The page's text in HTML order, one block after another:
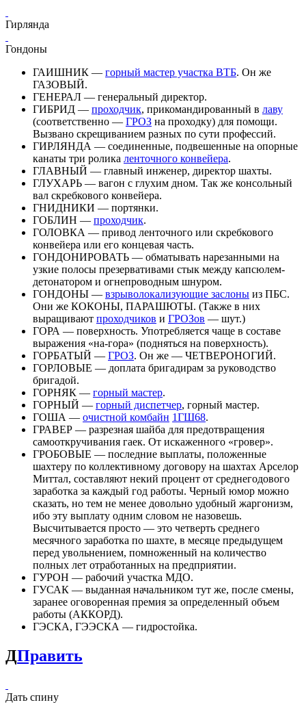
Гирлянда
Гондоны
ГАИШНИК — горный мастер участка ВТБ. Он же
ГАЗОВЫЙ.
ГЕНЕРАЛ — генеральный директор.
ГИБРИД — проходчик, прикомандированный в лаву
(соответственно — ГРОЗ на проходку) для помощи.
Вызвано скрещиванием разных по сути профессий.
ГИРЛЯНДА — соединенные, подвешенные на опорные
канаты три ролика ленточного конвейера.
ГЛАВНЫЙ — главный инженер, директор шахты.
ГЛУХАРЬ — вагон с глухим дном. Так же консольный
вал скребкового конвейера.
ГНИДНИКИ — портянки.
ГОБЛИН — проходчик.
ГОЛОВКА — привод ленточного или скребкового
конвейера или его концевая часть.
ГОНДОНИРОВАТЬ — обматывать нарезанными на
узкие полосы презервативами стык между капсюлем-
детонатором и огнепроводным шнуром.
ГОНДОНЫ — взрыволокализующие заслоны из ПБС.
Они же КОКОНЫ, ПАРАШЮТЫ. (Также в них
выращивают проходчиков и ГРОЗов — шут.)
ГОРА — поверхность. Употребляется чаще в составе
выражения «на-гора» (подняться на поверхность).
ГОРБАТЫЙ — ГРОЗ. Он же — ЧЕТВЕРОНОГИЙ.
ГОРЛОВЫЕ — доплата бригадирам за руководство
бригадой.
ГОРНЯК — горный мастер.
ГОРНЫЙ — горный диспетчер, горный мастер.
ГОША — очистной комбайн 1ГШ68.
ГРАВЕР — разрезная шайба для предотвращения
самооткручивания гаек. От искаженного «гровер».
ГРОБОВЫЕ — последние выплаты, положенные
шахтеру по коллективному договору на шахтах Арселор
Миттал, составляют некий процент от среднегодового
заработка за каждый год работы. Черный юмор можно
сказать, но тем не менее довольно удобный жаргонизм,
ибо эту выплату одним словом не назовешь.
Высчитывается просто — это четверть среднего
месячного заработка по шахте, в месяце предыдущем
перед увольнением, помноженный на количество
полных лет отработанных на предприятии.
ГУРОН — рабочий участка МДО.
ГУСАК — выданная начальником тут же, после смены,
заранее оговоренная премия за определенный объем
работы (АККОРД).
ГЭСКА, ГЭЭСКА — гидростойка.
ДПравить
Дать спину